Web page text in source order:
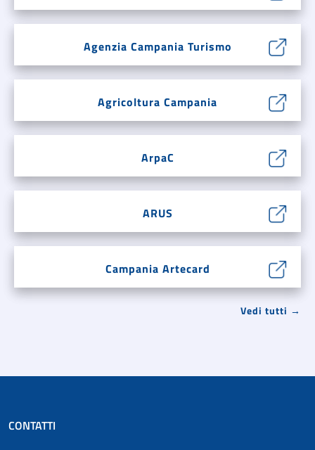
Agenzia Campania Turismo
Agricoltura Campania
ArpaC
ARUS
Campania Artecard
Vedi tutti →
CONTATTI